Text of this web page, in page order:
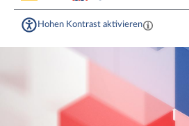
Hohen Kontrast aktivieren